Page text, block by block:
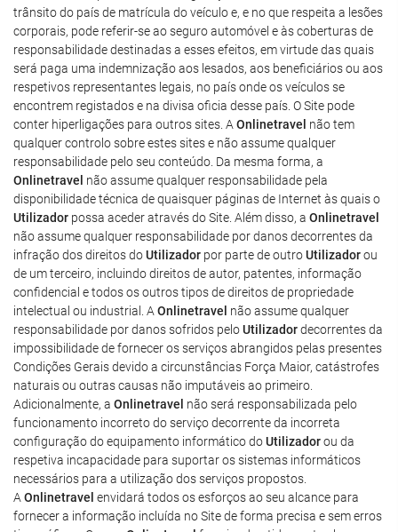
trânsito do país de matrícula do veículo e, e no que respeita a lesões
corporais, pode referir-se ao seguro automóvel e às coberturas de
responsabilidade destinadas a esses efeitos, em virtude das quais
será paga uma indemnização aos lesados, aos beneficiários ou aos
respetivos representantes legais, no país onde os veículos se
encontrem registados e na divisa oficia desse país. O Site pode
conter hiperligações para outros sites. A Onlinetravel não tem
qualquer controlo sobre estes sites e não assume qualquer
responsabilidade pelo seu conteúdo. Da mesma forma, a
Onlinetravel não assume qualquer responsabilidade pela
disponibilidade técnica de quaisquer páginas de Internet às quais o
Utilizador possa aceder através do Site. Além disso, a Onlinetravel
não assume qualquer responsabilidade por danos decorrentes da
infração dos direitos doUtilizador por parte de outroUtilizadorou
de um terceiro, incluindo direitos de autor, patentes, informação
confidencial e todos os outros tipos de direitos de propriedade
intelectual ou industrial. A Onlinetravel não assume qualquer
responsabilidade por danos sofridos peloUtilizadordecorrentes da
impossibilidade de fornecer os serviços abrangidos pelas presentes
Condições Gerais devido a circunstâncias Força Maior, catástrofes
naturais ou outras causas não imputáveis ao primeiro.
Adicionalmente, a Onlinetravel não será responsabilizada pelo
funcionamento incorreto do serviço decorrente da incorreta
configuração do equipamento informático doUtilizadorou da
respetiva incapacidade para suportar os sistemas informáticos
necessários para a utilização dos serviços propostos.
A Onlinetravel envidará todos os esforços ao seu alcance para
fornecer a informação incluída no Site de forma precisa e sem erros